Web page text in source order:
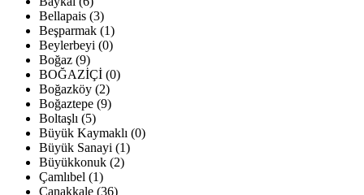
Bellapais (3)
Beşparmak (1)
Beylerbeyi (0)
Boğaz (9)
BOĞAZİÇİ (0)
Boğazköy (2)
Boğaztepe (9)
Boltaşlı (5)
Büyük Kaymaklı (0)
Büyük Sanayi (1)
Büyükkonuk (2)
Çamlıbel (1)
Çanakkale (36)